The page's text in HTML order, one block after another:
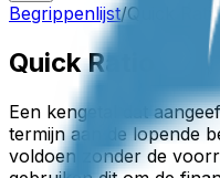
Begrippenlijst/Quick
Quick Ratio
Een kengetal dat
termijn aan de lopende
voldoen zonder de